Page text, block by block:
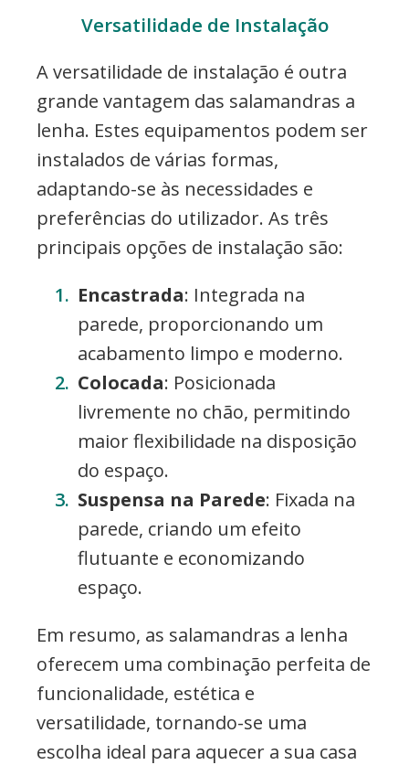
Versatilidade de Instalação
A versatilidade de instalação é outra
grande vantagem das salamandras a
lenha. Estes equipamentos podem ser
instalados de várias formas,
adaptando-se às necessidades e
preferências do utilizador. As três
principais opções de instalação são:
Encastrada: Integrada na
parede, proporcionando um
acabamento limpo e moderno.
Colocada: Posicionada
livremente no chão, permitindo
maior flexibilidade na disposição
do espaço.
Suspensa na Parede: Fixada na
parede, criando um efeito
flutuante e economizando
espaço.
Em resumo, as salamandras a lenha
oferecem uma combinação perfeita de
funcionalidade, estética e
versatilidade, tornando-se uma
escolha ideal para aquecer a sua casa